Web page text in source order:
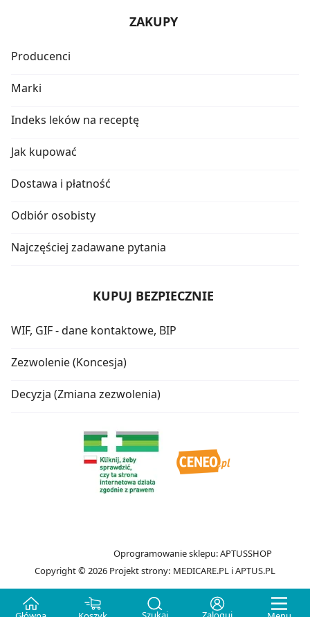
ZAKUPY
Producenci
Marki
Indeks leków na receptę
Jak kupować
Dostawa i płatność
Odbiór osobisty
Najczęściej zadawane pytania
KUPUJ BEZPIECZNIE
WIF, GIF - dane kontaktowe, BIP
Zezwolenie (Koncesja)
Decyzja (Zmiana zezwolenia)
Copyright © 2026
Oprogramowanie sklepu:APTUSSHOP
Projekt strony: MEDICARE.PL iAPTUS.PL